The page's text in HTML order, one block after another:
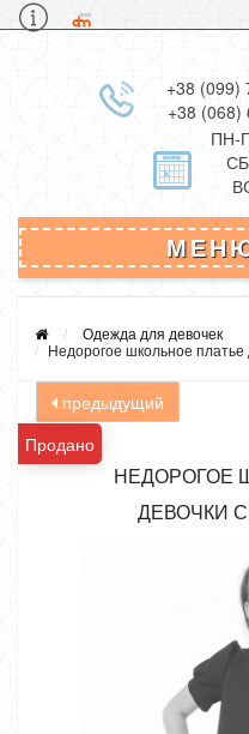
+38 (099)
+38 (068)
ПН-
Одежда для девочек
Недорогое школьное платье
предыдущий
Продано
НЕДОРОГОЕ
ДЕВОЧКИ